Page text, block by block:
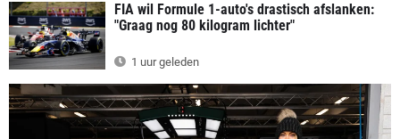
FIA wil Formule 1-auto's drastisch afslanken:
"Graag nog 80 kilogram lichter"
1 uur geleden